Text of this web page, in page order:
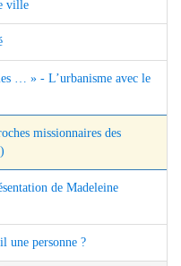
ville
… » - L’urbanisme avec le
missionnaires des
de Madeleine
une personne ?